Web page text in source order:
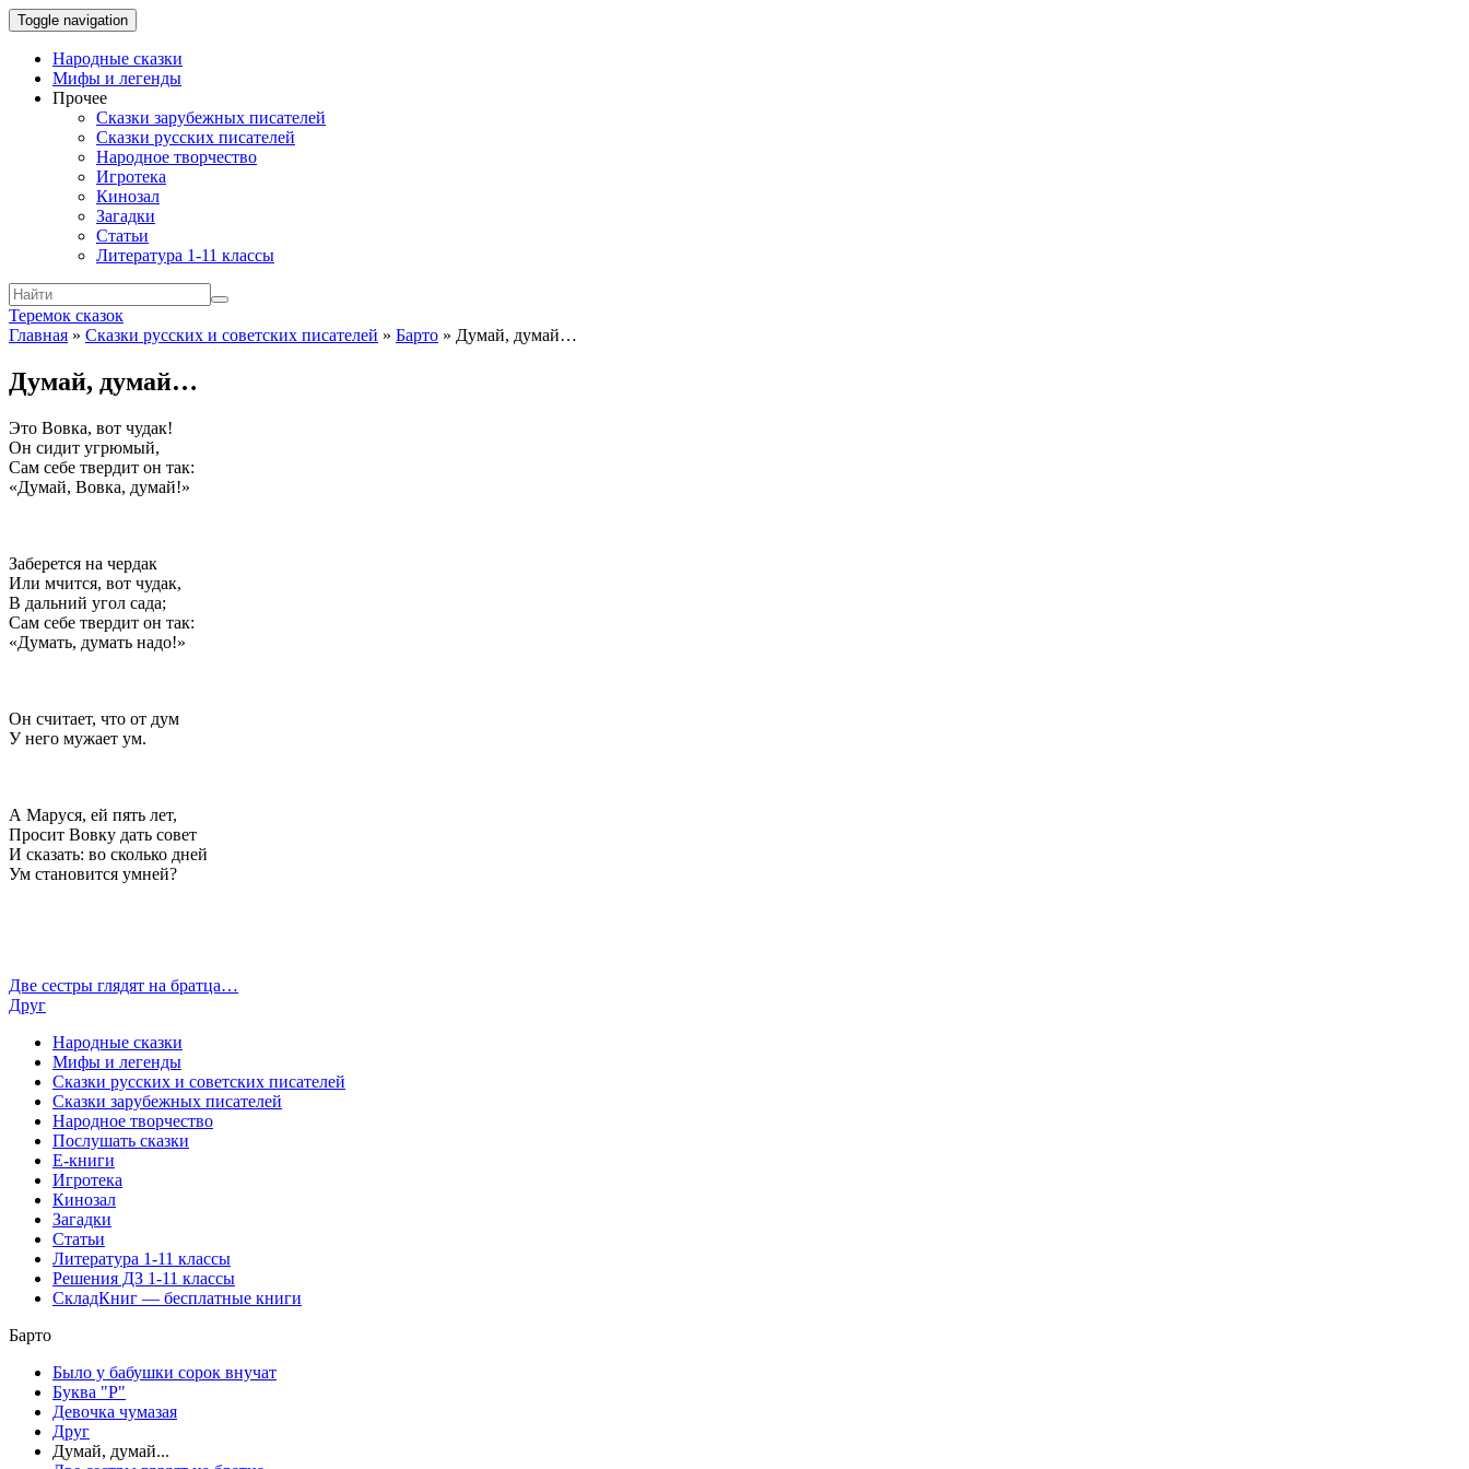
Toggle navigation
Народные сказки
Мифы и легенды
Прочее
Сказки зарубежных писателей
Сказки русских писателей
Народное творчество
Игротека
Кинозал
Загадки
Статьи
Литература 1-11 классы
Теремок сказок
Главная » Сказки русских и советских писателей » Барто » Думай, думай…
Думай, думай…
Это Вовка, вот чудак!
Он сидит угрюмый,
Сам себе твердит он так:
«Думай, Вовка, думай!»
Заберется на чердак
Или мчится, вот чудак,
В дальний угол сада;
Сам себе твердит он так:
«Думать, думать надо!»
Он считает, что от дум
У него мужает ум.
А Маруся, ей пять лет,
Просит Вовку дать совет
И сказать: во сколько дней
Ум становится умней?
Две сестры глядят на братца…
Друг
Народные сказки
Мифы и легенды
Сказки русских и советских писателей
Сказки зарубежных писателей
Народное творчество
Послушать сказки
Е-книги
Игротека
Кинозал
Загадки
Статьи
Литература 1-11 классы
Решения ДЗ 1-11 классы
СкладКниг — бесплатные книги
Барто
Было у бабушки сорок внучат
Буква "Р"
Девочка чумазая
Друг
Думай, думай...